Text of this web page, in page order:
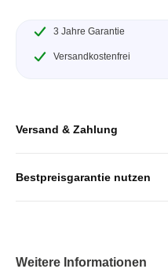
3 Jahre Garantie
Versandkostenfrei
Versand & Zahlung
Bestpreisgarantie nutzen
Weitere Informationen